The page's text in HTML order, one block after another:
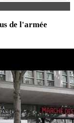
de l'armée